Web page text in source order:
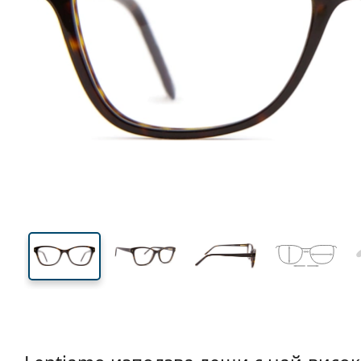
37 mm
Височина на стъклото
53 mm
Ширина на стъклото
Ширина
на